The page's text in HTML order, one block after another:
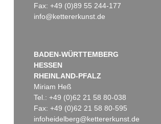
Fax: +49 (0)89 55 244-177
info@kettererkunst.de
BADEN-WÜRTTEMBERG
HESSEN
RHEINLAND-PFALZ
Miriam Heß
Tel.: +49 (0)62 21 58 80-038
Fax: +49 (0)62 21 58 80-595
infoheidelberg@kettererkunst.de